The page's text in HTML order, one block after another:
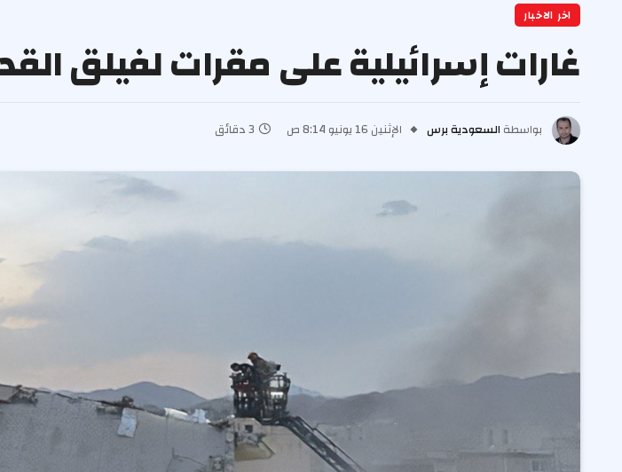
اخر الاخبار
غارات إسرائيلية على مقرات لفيلق
بواسطة السعودية برس الإثنين 16 يونيو 8:14 ص 3 دقائق